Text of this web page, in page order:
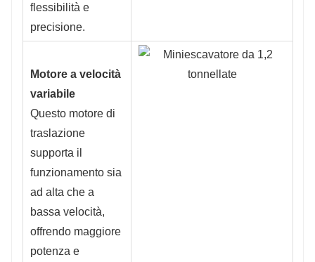
flessibilità e
precisione.
Motore a velocità
variabile
Questo motore di
traslazione
supporta il
funzionamento sia
ad alta che a
bassa velocità,
offrendo maggiore
potenza e